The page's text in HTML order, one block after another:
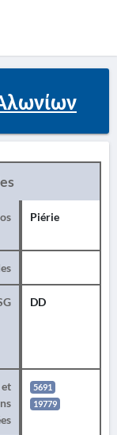
Piérie
DD
5691
19779